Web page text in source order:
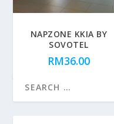
NAPZONE KKIA BY
SOVOTEL
RM36.00